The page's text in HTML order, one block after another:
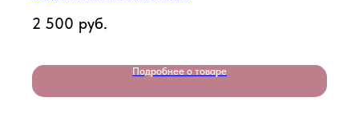
2 500 руб.
Подробнее о товаре